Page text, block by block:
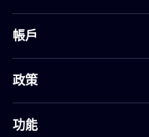
帳戶
政策
功能